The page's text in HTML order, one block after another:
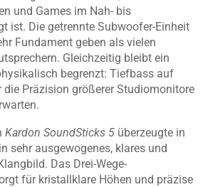
und Games im Nah- bis
ist. Die getrennte Subwoofer-Einheit
Fundament geben als vielen
Gleichzeitig bleibt ein
begrenzt: Tiefbass auf
die Präzision größerer Studiomonitore
Kardon SoundSticks 5 überzeugte in
sehr ausgewogenes, klares und
Das Drei-Wege-
für kristallklare Höhen und präzise